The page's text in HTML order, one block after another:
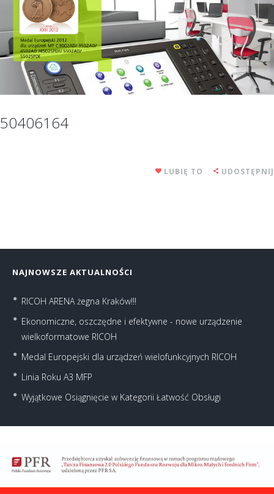
50406164
LUBIĘ TO UDOSTĘPNIJ
NAJNOWSZE AKTUALNOŚCI
RICOH ARENA żegna Kraków!!!
Ekonomiczne, oszczędne i efektywne - nowe urządzenie
wielkoformatowe RICOH
Medal Europejski dla urządzeń wielofunkcyjnych RICOH
Linia Roku A3 MFP
Wyjątkowe Osiągnięcie w Kategorii Łatwość Obsługi